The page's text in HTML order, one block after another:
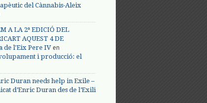
del Cànnabis-Aleix
A LA 2ª EDICIÓ DEL
AQUEST 4 DE
de l'Eix Pere IV en
i producció: el
Duran needs help in Exile –
d’Enric Duran des de l’Exili